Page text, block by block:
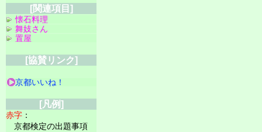
[関連項目]
懐石料理
舞妓さん
置屋
[協賛リンク]
京都いいね！
[凡例]
赤字 ：
京都検定の出題事項